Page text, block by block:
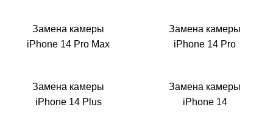
Замена камеры
iPhone 14 Pro Max
Замена камеры
iPhone 14 Pro
Замена камеры
iPhone 14 Plus
Замена камеры
iPhone 14